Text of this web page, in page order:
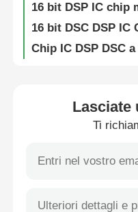
Controllo Qualità
Casi
FPGA Field
Lasciate
Ti